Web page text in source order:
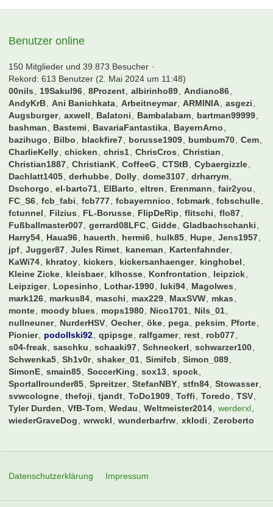
Benutzer online
150 Mitglieder und 39.873 Besucher
Rekord: 613 Benutzer (2. Mai 2024 um 11:48)
00nils
19Sakul96 8Prozent albirinho89
Andiano86
AndyKrB
Ani Banichkata Arbeitneymar ARMINIA
asgezi
Augsburger
axwell Balatoni Bambalabam
bartman99999
bashman
Bastemi BavariaFantastika
BayernArno
bazihugo
Bilbo blackfire7 borusse1909 bumbum70
Cem
CharlieKelly
chicken chris1 ChrisCros
Christian
Christian1887
ChristianK CoffeeG CTStB
Cybaergizzle
Dachlatt1405
derhubbe Dolly dome3107
drharrym
Dschorgo
el-barto71 ElBarto eltren Erenmann
fair2you
FC_S6
fcb_fabi fcb777 fcbayernnico fcbmark
fcbschulle
fctunnel
Filzius FL-Borusse FlipDeRip flitschi
flo87
Fußballmaster007
gerrard08LFC Gidde
Gladbachschanki
Harry54
Haua96 hauerth hermi6 hulk85 Hupe
Jens1957
jpf
Jugger87 Jules Rimet kaneman
Kartenfahnder
KaWi74
khratoy kickers kickersanhaenger
kinghobel
Kleine Zicke
kleisbaer klhosse Konfrontation
leipzick
Leipziger
Lopesinho Lothar-1990 luki94
Magolwes
mark126
markus84 maschi max229 MaxSVW
mkas
monte
moody blues mops1980 Nico1701
Nils_01
nullneuner
NurderHSV Oecher öke pega peksim
Pforte
Pionier
podollski92 qpipsge ralfgamer rest
rob077
s04-freak
saschku schaaki97 Schneckerl
schwarzer100
Schwenka5
Sh1v0r shaker_01 Simifcb
Simon_089
SimonE
smain85 SoccerKing sox13
spock
Sportallrounder85
Spreitzer StefanNBY stfn84
Stowasser
svwcologne
thefoji tjandt ToDo1909 Toffi Toredo
TSV
Tyler Durden
VfB-Tom Wedau Weltmeister2014
werderxl
wiederGraveDog
wrwckl wunderbarfrw xklodi Zeroberto
Datenschutzerklärung Impressum